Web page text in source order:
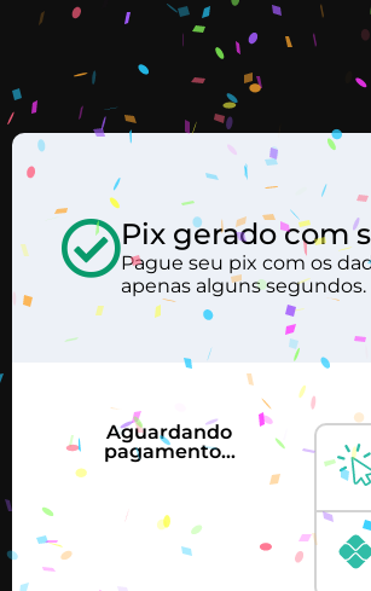
Pix gerado com
Pague seu pix com os
apenas alguns segundos.
Aguardando
pagamento...